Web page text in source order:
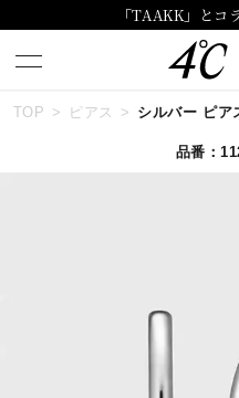
「TAAKK」とコ
TOP ピアス シルバー ピア
品番：